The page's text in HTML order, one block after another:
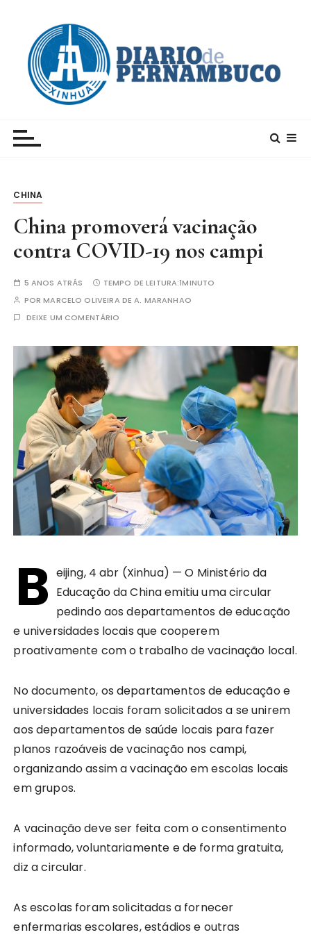
CHINA
China promoverá vacinação
contra COVID-19 nos campi
5 ANOS ATRÁS TEMPO DE LEITURA:1MINUTO
PORMARCELO OLIVEIRA DE A. MARANHAO
DEIXE UM COMENTÁRIO
B eijing, 4 abr (Xinhua) — O Ministério da
Educação da China emitiu uma circular
pedindo aos departamentos de educação
e universidades locais que cooperem
proativamente com o trabalho de vacinação local.
No documento, os departamentos de educação e
universidades locais foram solicitados a se unirem
aos departamentos de saúde locais para fazer
planos razoáveis de vacinação nos campi,
organizando assim a vacinação em escolas locais
em grupos.
A vacinação deve ser feita com o consentimento
informado, voluntariamente e de forma gratuita,
diz a circular.
As escolas foram solicitadas a fornecer
enfermarias escolares, estádios e outras